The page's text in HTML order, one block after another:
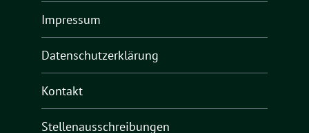
Impressum
Datenschutzerklärung
Kontakt
Stellenausschreibungen